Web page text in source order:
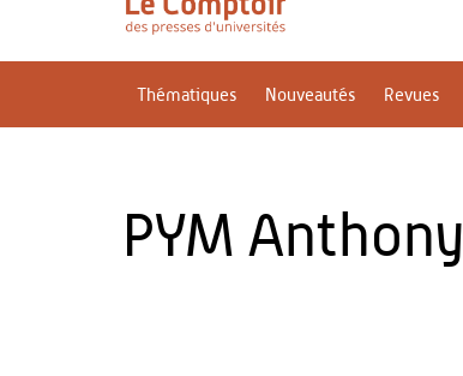
Thématiques Nouveautés Revues
PYM Anthony